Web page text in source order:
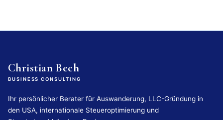
Christian Bech
BUSINESS CONSULTING
Ihr persönlicher Berater für Auswanderung, LLC-Gründung in
den USA, internationale Steueroptimierung und